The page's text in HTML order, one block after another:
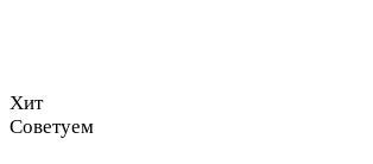
Хит
Советуем